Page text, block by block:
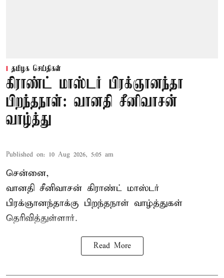
தமிழக செய்திகள்
கிராண்ட் மாஸ்டர் பிரக்ஞானந்தா
பிறந்தநாள்: வானதி சீனிவாசன்
வாழ்த்து
Published on: 10 Aug 2026, 5:05 am
சென்னை,
வானதி சீனிவாசன் கிராண்ட் மாஸ்டர்
பிரக்ஞானந்தாக்கு பிறந்தநாள் வாழ்த்துகள்
தெரிவித்துள்ளார்.
Read More